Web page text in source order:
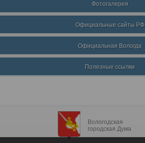
Фотогалерея
Официальные сайты РФ
Официальная Вологда
Полезные ссылки
Вологодская
городская Дума